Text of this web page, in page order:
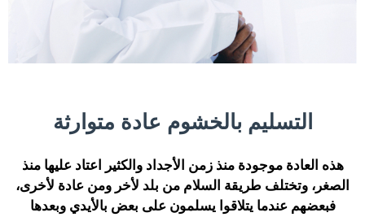
التسليم بالخشوم عادة متوارثة
هذه العادة موجودة منذ زمن الأجداد والكثير اعتاد عليها منذ
الصغر، وتختلف طريقة السلام من بلد لأخر ومن عادة لأخرى،
فبعضهم عندما يتلاقوا يسلمون على بعض بالأيدي وبعدها